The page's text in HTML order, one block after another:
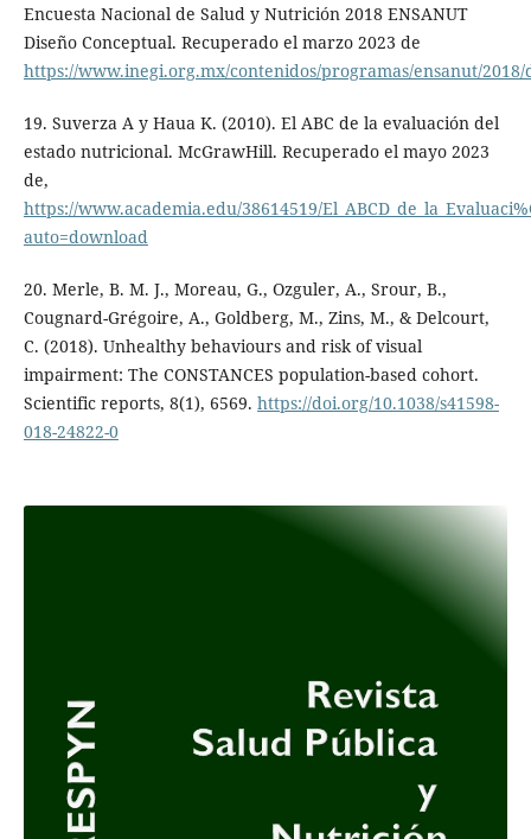
Encuesta Nacional de Salud y Nutrición 2018 ENSANUT
Diseño Conceptual. Recuperado el marzo 2023 de
https://www.inegi.org.mx/contenidos/programas/ensanut/2018/
19. Suverza A y Haua K. (2010). El ABC de la evaluación del
estado nutricional. McGrawHill. Recuperado el mayo 2023
de,
https://www.academia.edu/38614519/
auto=download
20. Merle, B. M. J., Moreau, G., Ozguler, A., Srour, B.,
Cougnard-Grégoire, A., Goldberg, M., Zins, M., & Delcourt,
C. (2018). Unhealthy behaviours and risk of visual
impairment: The CONSTANCES population-based cohort.
Scientific reports, 8(1), 6569. https://doi.org/10.1038/s41598-
018-24822-0